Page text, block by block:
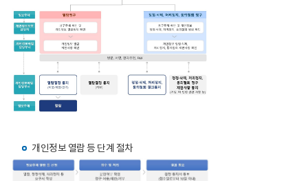
개인정보 열람 등 단계 절차